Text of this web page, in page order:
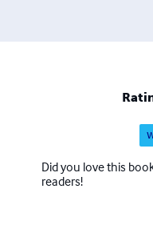
écrire. Bonne lecture
Did you love this
readers!